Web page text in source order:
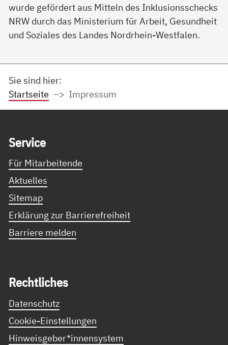
wurde gefördert aus Mitteln des Inklusionsschecks
NRW durch das Ministerium für Arbeit, Gesundheit
und Soziales des Landes Nordrhein-Westfalen.
Sie sind hier:
Startseite
Impressum
Ser­vice
Für Mitarbeitende
Aktuelles
Sitemap
Erklärung zur Barrierefreiheit
Barriere melden
Recht­li­ches
Datenschutz
Cookie-Einstellungen
Hinweisgeber*innensystem